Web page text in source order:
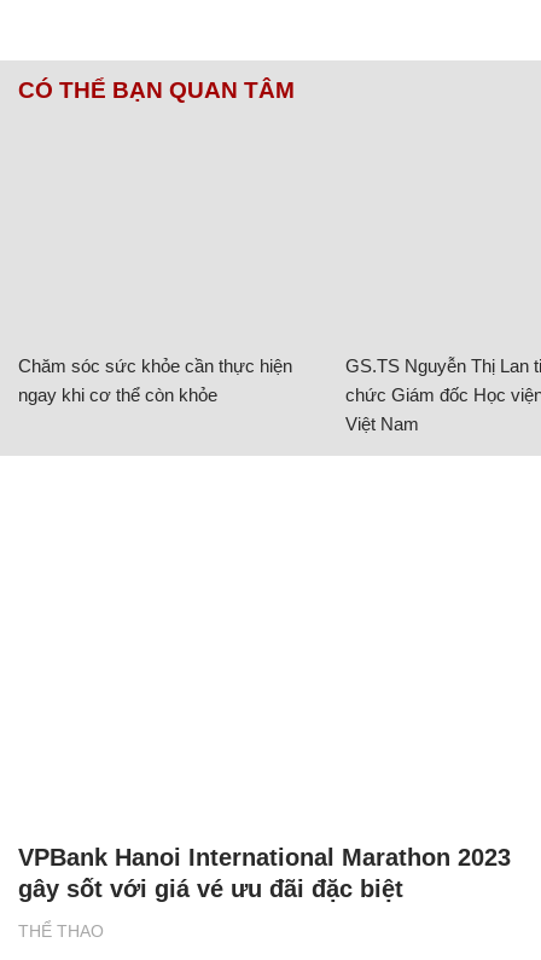
CÓ THỂ BẠN QUAN TÂM
Chăm sóc sức khỏe cần thực hiện
ngay khi cơ thể còn khỏe
GS.TS Nguyễn Thị Lan
chức Giám đốc Học
Việt Nam
THỂ THAO
VPBank Hanoi International Marathon 2023
gây sốt với giá vé ưu đãi đặc biệt